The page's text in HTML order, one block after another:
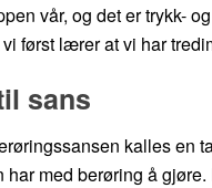
vår, og det er trykk-
først lærer at vi har
sans
kalles en
har med berøring å